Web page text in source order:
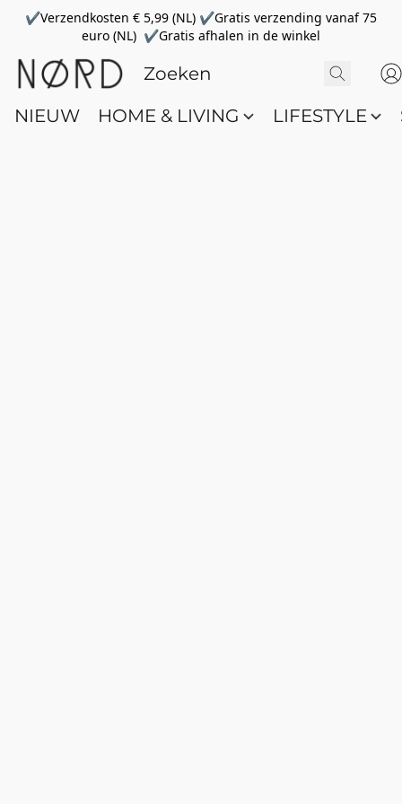
✔Verzendkosten € 5,99 (NL) ✔Gratis verzending vanaf 75
euro (NL) ✔Gratis afhalen in de winkel
NIEUW HOME & LIVING LIFESTYLE